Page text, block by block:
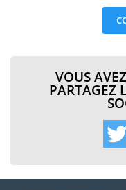
VOUS
PARTAGEZ